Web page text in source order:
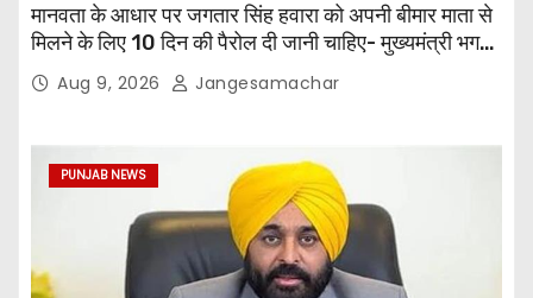
मानवता के आधार पर जगतार सिंह हवारा को अपनी बीमार माता से
मिलने के लिए 10 दिन की पैरोल दी जानी चाहिए- मुख्यमंत्री भगवंत
सिंह मानAug 9, 2026 Jangesamachar
PUNJAB NEWS